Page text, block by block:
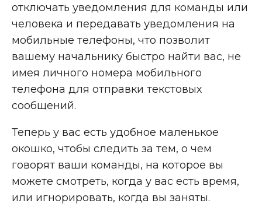
отключать уведомления для команды или
человека и передавать уведомления на
мобильные телефоны, что позволит
вашему начальнику быстро найти вас, не
имея личного номера мобильного
телефона для отправки текстовых
сообщений.
Теперь у вас есть удобное маленькое
окошко, чтобы следить за тем, о чем
говорят ваши команды, на которое вы
можете смотреть, когда у вас есть время,
или игнорировать, когда вы заняты.